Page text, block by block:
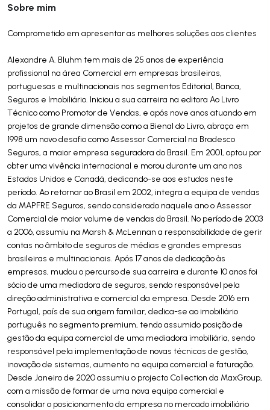
Sobre mim
Comprometido em apresentar as melhores soluções aos clientes
Alexandre A. Bluhm tem mais de 25 anos de experiência
profissional na área Comercial em empresas brasileiras,
portuguesas e multinacionais nos segmentos Editorial, Banca,
Seguros e Imobiliário. Iniciou a sua carreira na editora Ao Livro
Técnico como Promotor de Vendas, e após nove anos atuando em
projetos de grande dimensão como a Bienal do Livro, abraça em
1998 um novo desafio como Assessor Comercial na Bradesco
Seguros, a maior empresa seguradora do Brasil. Em 2001, optou por
obter uma vivência internacional e morou durante um ano nos
Estados Unidos e Canadá, dedicando-se aos estudos neste
período. Ao retornar ao Brasil em 2002, integra a equipa de vendas
da MAPFRE Seguros, sendo considerado naquele ano o Assessor
Comercial de maior volume de vendas do Brasil. No período de 2003
a 2006, assumiu na Marsh & McLennan a responsabilidade de gerir
contas no âmbito de seguros de médias e grandes empresas
brasileiras e multinacionais. Após 17 anos de dedicação às
empresas, mudou o percurso de sua carreira e durante 10 anos foi
sócio de uma mediadora de seguros, sendo responsável pela
direção administrativa e comercial da empresa. Desde 2016 em
Portugal, país de sua origem familiar, dedica-se ao imobiliário
português no segmento premium, tendo assumido posição de
gestão da equipa comercial de uma mediadora imobiliária, sendo
responsável pela implementação de novas técnicas de gestão,
inovação de sistemas, aumento na equipa comercial e faturação.
Desde Janeiro de 2020 assumiu o projecto Collection da MaxGroup,
com a missão de formar de uma nova equipa comercial e
consolidar o posicionamento da empresa no mercado imobiliário